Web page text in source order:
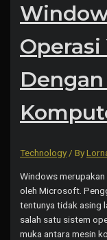
Technology/ By
Windows
oleh Microsoft.
tentunya tidak asing
salah satu sistem
muka antara mesin